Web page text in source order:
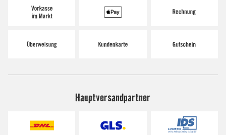
Hauptversandpartner